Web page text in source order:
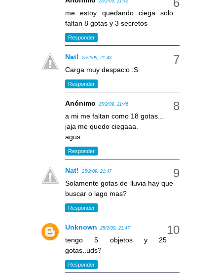
25/2/09, 21:42
me estoy quedando ciega solo
faltan 8 gotas y 3 secretos
Responder
Nat! 25/2/09, 21:43
Carga muy despacio :S
Responder
Anónimo 25/2/09, 21:46
a mi me faltan como 18 gotas...
jaja me quedo ciegaaa.
agus
Responder
Nat! 25/2/09, 21:47
Solamente gotas de lluvia hay que
buscar o lago mas?
Responder
Unknown 25/2/09, 21:47
tengo 5 objetos y 25
gotas..uds?
Responder